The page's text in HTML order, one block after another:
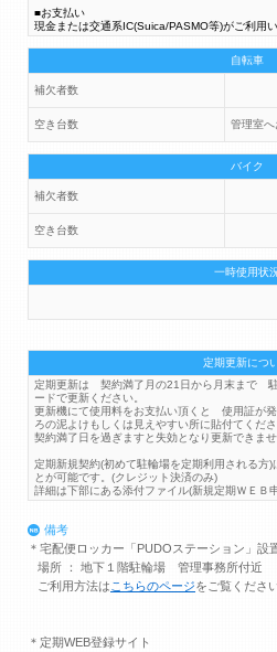
■お支払い
現金または交通系IC(Suica/PASMO等)がご利用い
自転車
補欠者数
空き台数 管理室
バイク
補欠者数
空き台数
一時使用状
定期更新につ
定期更新は 契約満了月の21日から月末まで
ードで更新ください。
更新機にて使用料をお支払い頂くと 使用証が
ろの泥よけもしくは見えやすい所に貼付てくださ
契約満了日を過ぎますと失効となり更新できませ
定期新規契約(初めて駐輪場を定期利用される方
とが可能です。(クレジット決済のみ)
詳細は下部にある添付ファイル(新規定期ＷＥＢ
備考
＊宅配便ロッカー「PUDOステーション」設
場所 ： 地下１階駐輪場 管理事務所付近
ご利用方法は こちらのページをご覧ください
＊定期WEB登録サイト